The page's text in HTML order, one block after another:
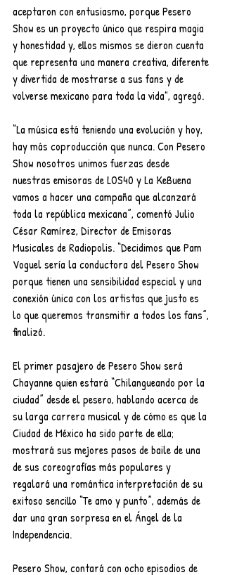
aceptaron con entusiasmo, porque Pesero
Show es un proyecto único que respira magia
y honestidad y, ellos mismos se dieron cuenta
que representa una manera creativa, diferente
y divertida de mostrarse a sus fans y de
volverse mexicano para toda la vida", agregó.
“La música está teniendo una evolución y hoy,
hay más coproducción que nunca. Con Pesero
Show nosotros unimos fuerzas desde
nuestras emisoras de LOS40 y La KeBuena
vamos a hacer una campaña que alcanzará
toda la república mexicana”, comentó Julio
César Ramírez, Director de Emisoras
Musicales de Radiopolis. “Decidimos que Pam
Voguel sería la conductora del Pesero Show
porque tienen una sensibilidad especial y una
conexión única con los artistas que justo es
lo que queremos transmitir a todos los fans”,
finalizó.
El primer pasajero de Pesero Show será
Chayanne quien estará “Chilangueando por la
ciudad” desde el pesero, hablando acerca de
su larga carrera musical y de cómo es que la
Ciudad de México ha sido parte de ella;
mostrará sus mejores pasos de baile de una
de sus coreografías más populares y
regalará una romántica interpretación de su
exitoso sencillo “Te amo y punto”, además de
dar una gran sorpresa en el Ángel de la
Independencia.
Pesero Show, contará con ocho episodios de